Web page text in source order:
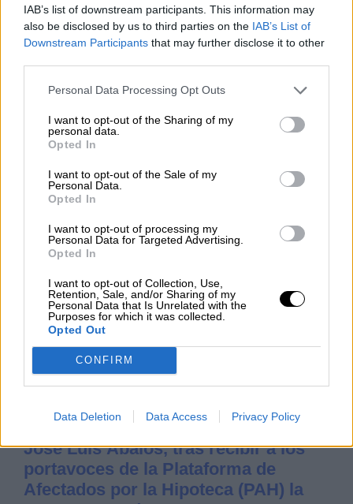
IAB’s list of downstream participants. This information may
also be disclosed by us to third parties on the IAB’s List of
Downstream Participants that may further disclose it to other
Personal Data Processing Opt Outs
I want to opt-out of the Sharing of my
personal data.
Opted In
I want to opt-out of the Sale of my
Personal Data.
Opted In
I want to opt-out of processing my
Personal Data for Targeted Advertising.
Opted In
I want to opt-out of Collection, Use,
Retention, Sale, and/or Sharing of my
Personal Data that Is Unrelated with the
Purposes for which it was collected.
Opted Out
CONFIRM
Data Deletion Data Access Privacy Policy
El Gobierno quiere dar un giro social
a la política de vivienda en España
AUTOR LA HORA DIGITAL
MIÉRCOLES, 03 OCTUBRE 2018
El ministro José Luis Ábalos recibió a los portavoces de la
Plataforma de Afectados por la Hipoteca en el Ministerio de
Así lo afirmó el ministro de Fomento,
José Luis Ábalos, tras recibir a los
portavoces de la Plataforma de
Afectados por la Hipoteca (PAH) la